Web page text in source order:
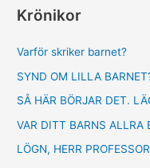
Krönikor
Varför skriker barnet?
SYND OM LILLA
SÅ HÄR BÖRJAR DET.
VAR DITT BARNS ALLRA
LÖGN, HERR PROFESSOR